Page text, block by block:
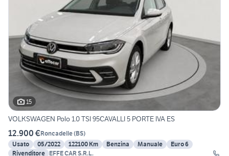
15
VOLKSWAGEN Polo 1.0 TSI 95CAVALLI 5 PORTE IVA ES
12.900 €Roncadelle(BS)
Usato
05/2022 122100 Km Benzina Manuale
Euro 6
Rivenditore EFFE CAR S.R.L.